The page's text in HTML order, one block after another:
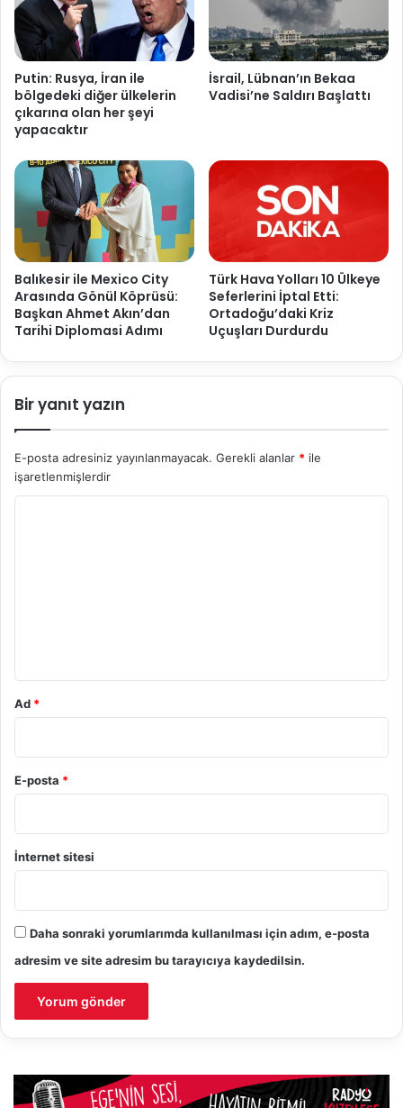
Putin: Rusya, İran ile
bölgedeki diğer ülkelerin
çıkarına olan her şeyi
yapacaktır
İsrail, Lübnan’ın Bekaa
Vadisi’ne Saldırı Başlattı
Balıkesir ile Mexico City
Arasında Gönül Köprüsü:
Başkan Ahmet Akın’dan
Tarihi Diplomasi Adımı
Türk Hava Yolları 10 Ülkeye
Seferlerini İptal Etti:
Ortadoğu’daki Kriz
Uçuşları Durdurdu
Bir yanıt yazın
E-posta adresiniz yayınlanmayacak. Gerekli alanlar * ile
işaretlenmişlerdir
Ad *
E-posta *
İnternet sitesi
Daha sonraki yorumlarımda kullanılması için adım, e-posta
adresim ve site adresim bu tarayıcıya kaydedilsin.